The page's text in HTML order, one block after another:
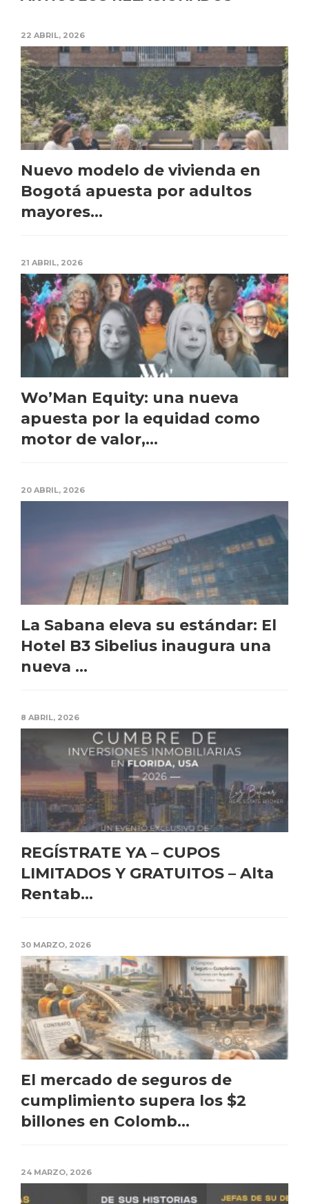
22 ABRIL, 2026
Nuevo modelo de vivienda en
Bogotá apuesta por adultos
mayores...
21 ABRIL, 2026
Wo’Man Equity: una nueva
apuesta por la equidad como
motor de valor,...
20 ABRIL, 2026
La Sabana eleva su estándar: El
Hotel B3 Sibelius inaugura una
nueva ...
8 ABRIL, 2026
REGÍSTRATE YA – CUPOS
LIMITADOS Y GRATUITOS – Alta
Rentab...
30 MARZO, 2026
El mercado de seguros de
cumplimiento supera los $2
billones en Colomb...
24 MARZO, 2026